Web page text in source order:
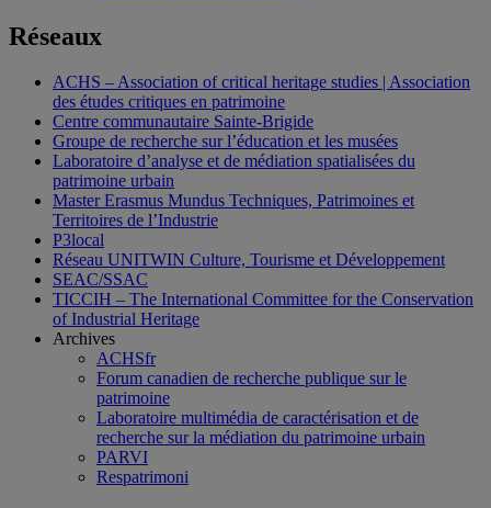
Réseaux
ACHS – Association of critical heritage studies | Association
des études critiques en patrimoine
Centre communautaire Sainte-Brigide
Groupe de recherche sur l’éducation et les musées
Laboratoire d’analyse et de médiation spatialisées du
patrimoine urbain
Master Erasmus Mundus Techniques, Patrimoines et
Territoires de l’Industrie
P3local
Réseau UNITWIN Culture, Tourisme et Développement
SEAC/SSAC
TICCIH – The International Committee for the Conservation
of Industrial Heritage
Archives
ACHSfr
Forum canadien de recherche publique sur le
patrimoine
Laboratoire multimédia de caractérisation et de
recherche sur la médiation du patrimoine urbain
PARVI
Respatrimoni